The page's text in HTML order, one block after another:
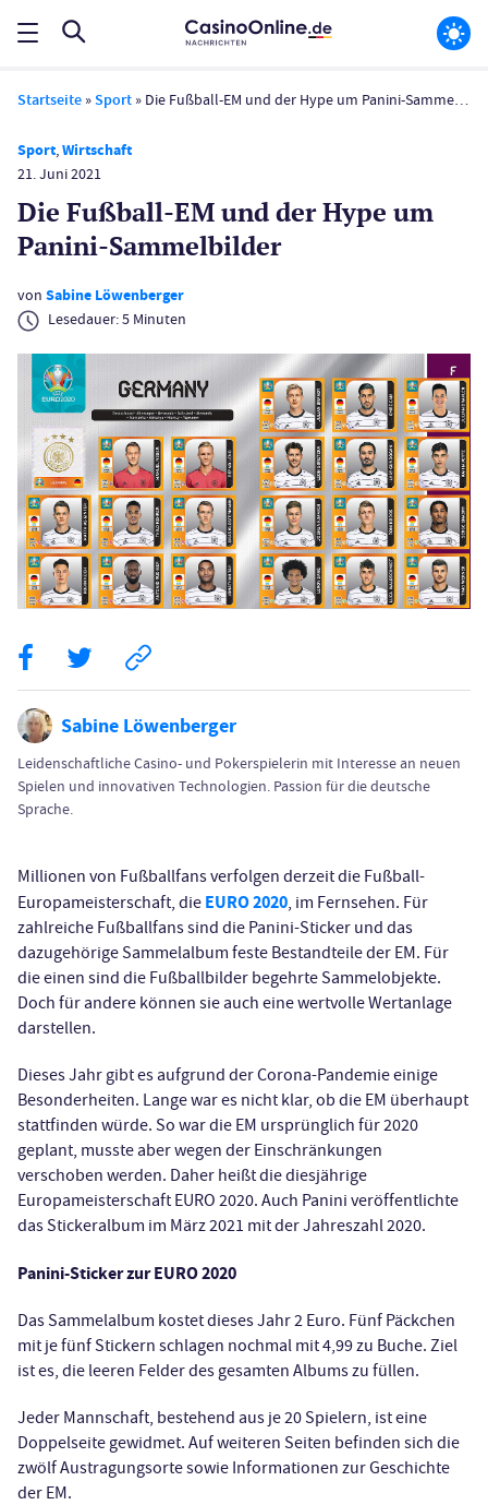
Startseite »Sport » Die Fußball-EM und der Hype um Panini-Sammelbilder
Sport,Wirtschaft
21. Juni 2021
Die Fußball-EM und der Hype um
Panini-Sammelbilder
von Sabine Löwenberger
Lesedauer:5 Minuten
Sabine Löwenberger
Leidenschaftliche Casino- und Pokerspielerin mit Interesse an neuen
Spielen und innovativen Technologien. Passion für die deutsche
Sprache.
Millionen von Fußballfans verfolgen derzeit die Fußball-
Europameisterschaft, die EURO 2020, im Fernsehen. Für
zahlreiche Fußballfans sind die Panini-Sticker und das
dazugehörige Sammelalbum feste Bestandteile der EM. Für
die einen sind die Fußballbilder begehrte Sammelobjekte.
Doch für andere können sie auch eine wertvolle Wertanlage
darstellen.
Dieses Jahr gibt es aufgrund der Corona-Pandemie einige
Besonderheiten. Lange war es nicht klar, ob die EM überhaupt
stattfinden würde. So war die EM ursprünglich für 2020
geplant, musste aber wegen der Einschränkungen
verschoben werden. Daher heißt die diesjährige
Europameisterschaft EURO 2020. Auch Panini veröffentlichte
das Stickeralbum im März 2021 mit der Jahreszahl 2020.
Panini-Sticker zur EURO 2020
Das Sammelalbum kostet dieses Jahr 2 Euro. Fünf Päckchen
mit je fünf Stickern schlagen nochmal mit 4,99 zu Buche. Ziel
ist es, die leeren Felder des gesamten Albums zu füllen.
Jeder Mannschaft, bestehend aus je 20 Spielern, ist eine
Doppelseite gewidmet. Auf weiteren Seiten befinden sich die
zwölf Austragungsorte sowie Informationen zur Geschichte
der EM.